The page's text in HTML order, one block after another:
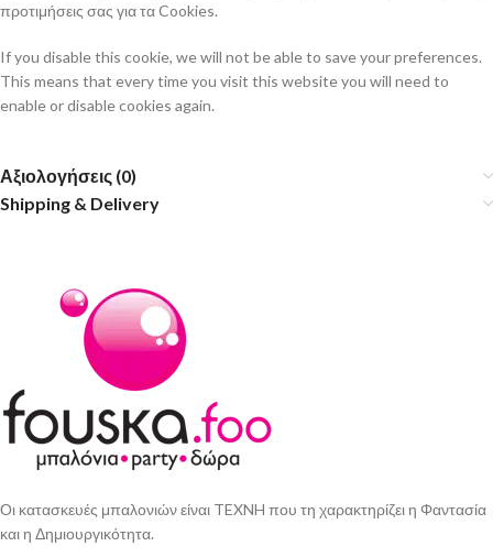
προτιμήσεις σας για τα Cookies.
If you disable this cookie, we will not be able to save your preferences.
This means that every time you visit this website you will need to
enable or disable cookies again.
Αξιολογήσεις (0)
Shipping & Delivery
Οι κατασκευές μπαλονιών είναι TEXNH που τη χαρακτηρίζει η Φαντασία
και η Δημιουργικότητα.